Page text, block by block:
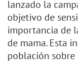
lanzado la
objetivo de
importancia de
de mama. Esta
población